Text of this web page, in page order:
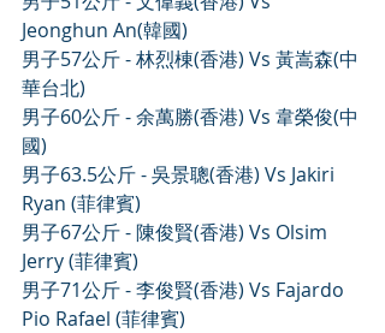
Jeonghun An(韓國)
男子57公斤 - 林烈棟(香港) Vs 黃嵩森(中
華台北)
男子60公斤 - 余萬勝(香港) Vs 韋榮俊(中
國)
男子63.5公斤 - 吳景聰(香港) Vs Jakiri
Ryan (菲律賓)
男子67公斤 - 陳俊賢(香港) Vs Olsim
Jerry (菲律賓)
男子71公斤 - 李俊賢(香港) Vs Fajardo
Pio Rafael (菲律賓)